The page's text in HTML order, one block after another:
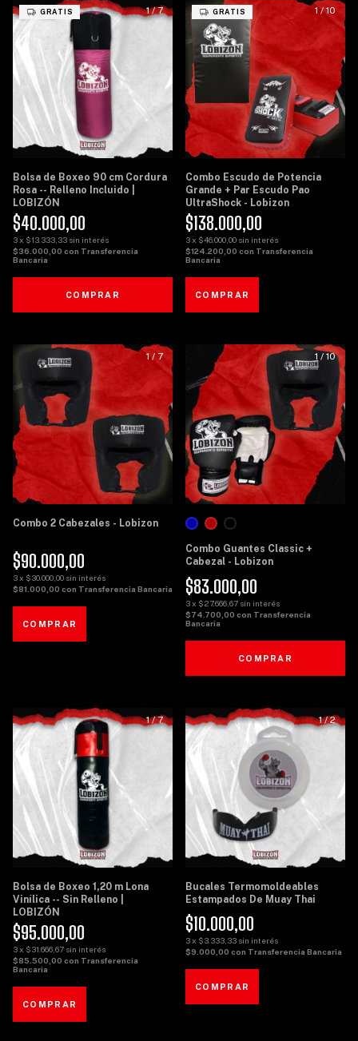
1/7
GRATIS
Bolsa de Boxeo 90 cm Cordura
Rosa -- Relleno Incluido |
LOBIZÓN
$40.000,00
3x $13.333,33 sin interés
$36.000,00 con Transferencia
Bancaria
COMPRAR
1/10
GRATIS
Combo Escudo de Potencia
Grande + Par Escudo Pao
UltraShock - Lobizon
$138.000,00
3x $46.000,00 sin interés
$124.200,00 con Transferencia
Bancaria
1/ 7
Combo 2 Cabezales - Lobizon
$90.000,00
3x $30.000,00 sin interés
$81.000,00 con Transferencia Bancaria
1 /10
Combo Guantes Classic +
Cabezal - Lobizon
$83.000,00
3x $27.666,67 sin interés
$74.700,00 con Transferencia
Bancaria
COMPRAR
1/7
Bolsa de Boxeo 1,20 m Lona
Vinílica -- Sin Relleno |
LOBIZÓN
$95.000,00
3x $31.666,67 sin interés
$85.500,00 con Transferencia
Bancaria
1/2
Bucales Termomoldeables
Estampados De Muay Thai
$10.000,00
3x $3.333,33 sin interés
$9.000,00 con Transferencia Bancaria